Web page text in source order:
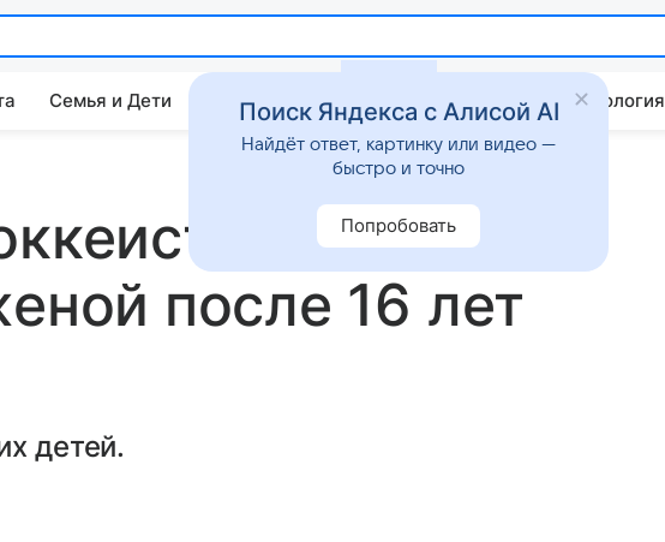
Семья и Дети Дом Гороскопы Стиль жизни Психология
Павел Буре
после 16 лет
детей.
Поиск Яндекса с Алисой AI
Найдёт ответ, картинку или видео —
быстро и точно
Попробовать